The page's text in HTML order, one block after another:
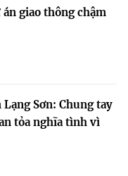
giao thông chậm
Sơn: Chung tay
tỏa nghĩa tình vì